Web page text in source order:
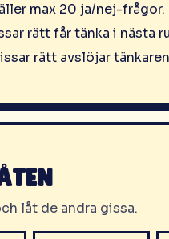
max 20 ja/nej-frågor.
rätt får tänka i nästa
rätt avslöjar
låt de andra gissa.